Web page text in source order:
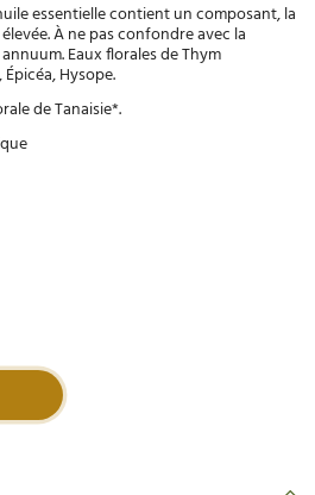
essentielle contient un composant, la
À ne pas confondre avec la
Eaux florales de Thym
Hysope.
de Tanaisie*.